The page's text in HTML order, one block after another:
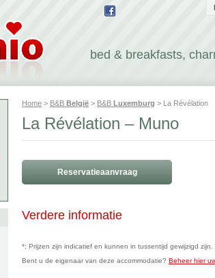
bed & breakfasts,
Home > B&B België > B&B Luxemburg > La Révélation
La Révélation – Muno
Reservatieaanvraag
Verdere informatie
*: Prijzen zijn indicatief en kunnen in tussentijd gewijzigd
Bent u de eigenaar van deze accommodatie? Beheer hier